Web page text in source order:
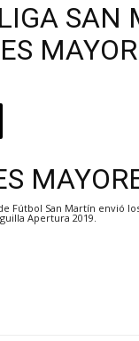
SAN
Fútbol San Martín envió
Apertura 2019.